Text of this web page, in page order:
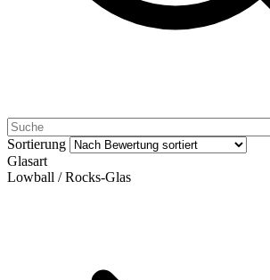
Sortierung
Glasart
Lowball / Rocks-Glas